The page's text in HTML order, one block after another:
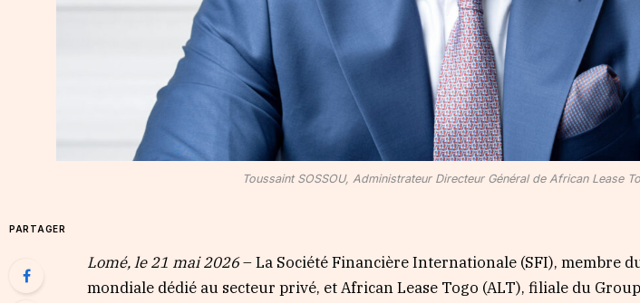
Toussaint SOSSOU, Administrateur Directeur Général de African Lease
PARTAGER
Lomé, le 21 mai 2026– La Société Financière Internationale (SFI), membre
mondiale dédié au secteur privé, et African Lease Togo (ALT), filiale du